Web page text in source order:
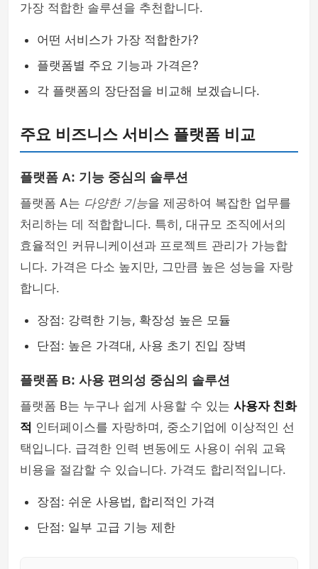
가장 적합한 솔루션을 추천합니다.
어떤 서비스가 가장 적합한가?
플랫폼별 주요 기능과 가격은?
각 플랫폼의 장단점을 비교해 보겠습니다.
주요 비즈니스 서비스 플랫폼 비교
플랫폼 A: 기능 중심의 솔루션
플랫폼 A는 다양한 기능을 제공하여 복잡한 업무를
처리하는 데 적합합니다. 특히, 대규모 조직에서의
효율적인 커뮤니케이션과 프로젝트 관리가 가능합
니다. 가격은 다소 높지만, 그만큼 높은 성능을 자랑
합니다.
장점: 강력한 기능, 확장성 높은 모듈
단점: 높은 가격대, 사용 초기 진입 장벽
플랫폼 B: 사용 편의성 중심의 솔루션
플랫폼 B는 누구나 쉽게 사용할 수 있는 사용자 친화
적 인터페이스를 자랑하며, 중소기업에 이상적인 선
택입니다. 급격한 인력 변동에도 사용이 쉬워 교육
비용을 절감할 수 있습니다. 가격도 합리적입니다.
장점: 쉬운 사용법, 합리적인 가격
단점: 일부 고급 기능 제한